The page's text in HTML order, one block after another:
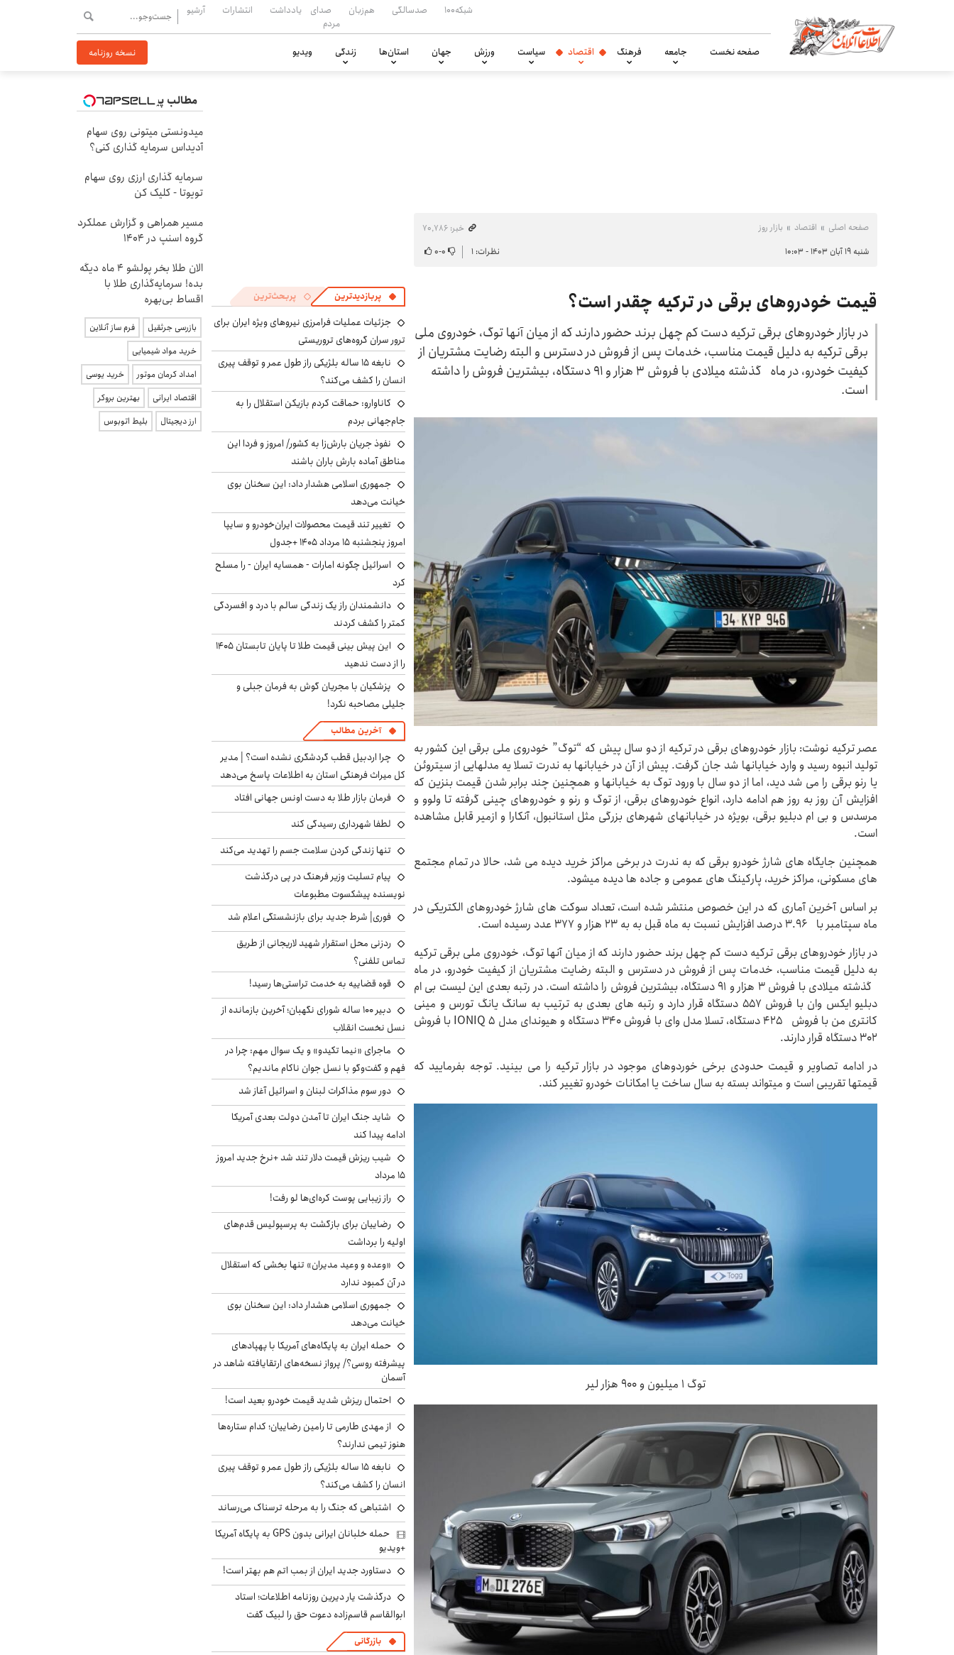
شبکه۱۰۰ صدسالگی هم‌زبان
صدای
مردم
یادداشت انتشارات آرشیو
صفحه نخست جامعه فرهنگ اقتصاد سیاست ورزش جهان استان‌ها زندگی ویدیو نسخه روزنامه
صفحه اصلی اقتصاد بازار روز
خبر: ۷۰٬۷۸۶
شنبه ۱۹ آبان ۱۴۰۳ - ۱۰:۰۳
نظرات: ۱ ۰-۰
قیمت خودروهای برقی در ترکیه چقدر است؟
در بازار خودروهای برقی ترکیه دست کم چهل برند حضور دارند که از میان آنها توگ، خودروی ملی
برقی ترکیه به دلیل قیمت مناسب، خدمات پس از فروش در دسترس و البته رضایت مشتریان از
کیفیت خودرو، در ماه گذشته میلادی با فروش ۳ هزار و ۹۱ دستگاه، بیشترین فروش را داشته
است.
عصر ترکیه نوشت: بازار خودروهای برقی در ترکیه از دو سال پیش که “توگ” خودروی ملی برقی این کشور به
تولید انبوه رسید و وارد خیابانها شد جان گرفت. پیش از آن در خیابانها به ندرت تسلا یه مدلهایی از سیتروئن
یا رنو برقی را می شد دید، اما از دو سال با ورود توگ به خیابانها و همچنین چند برابر شدن قیمت بنزین که
افزایش آن روز به روز هم ادامه دارد، انواع خودروهای برقی، از توگ و رنو و خودروهای چینی گرفته تا ولوو و
مرسدس و بی ام دبلیو برقی، بویژه در خیابانهای شهرهای بزرگی مثل استانبول، آنکارا و ازمیر قابل مشاهده
است.
همچنین جایگاه های شارژ خودرو برقی که به ندرت در برخی مراکز خرید دیده می شد، حالا در تمام مجتمع
های مسکونی، مراکز خرید، پارکینگ های عمومی و جاده ها دیده میشود.
بر اساس آخرین آماری که در این خصوص منتشر شده است، تعداد سوکت های شارژ خودروهای الکتریکی در
ماه سپتامبر با ۳.۹۶ درصد افزایش نسبت به ماه قبل به به ۲۳ هزار و ۳۷۷ عدد رسیده است.
در بازار خودروهای برقی ترکیه دست کم چهل برند حضور دارند که از میان آنها توگ، خودروی ملی برقی ترکیه
به دلیل قیمت مناسب، خدمات پس از فروش در دسترس و البته رضایت مشتریان از کیفیت خودرو، در ماه
گذشته میلادی با فروش ۳ هزار و ۹۱ دستگاه، بیشترین فروش را داشته است. در رتبه بعدی این لیست بی ام
دبلیو ایکس وان با فروش ۵۵۷ دستگاه قرار دارد و رتبه های بعدی به ترتیب به سانگ یانگ تورس و مینی
کانتری من با فروش ۴۲۵ دستگاه، تسلا مدل وای با فروش ۳۴۰ دستگاه و هیوندای مدل IONIQ ۵ با فروش
۳۰۲ دستگاه قرار دارند.
در ادامه تصاویر و قیمت حدودی برخی خوردوهای موجود در بازار ترکیه را می بینید. توجه بفرمایید که
قیمتها تقریبی است و میتواند بسته به سال ساخت یا امکانات خودرو تغییر کند.
توگ ۱ میلیون و ۹۰۰ هزار لیر
پربازدیدترین پربحث‌ترین
جزئیات عملیات فرامرزی نیروهای ویژه ایران برای
ترور سران گروه‌های تروریستی
نابغه ۱۵ ساله بلژیکی راز طول عمر و توقف پیری
انسان را کشف می‌کند؟
کاناوارو: حماقت کردم بازیکن استقلال را به
جام‌جهانی بردم
نفوذ جریان بارش‌زا به کشور/ امروز و فردا این
مناطق آماده بارش باران باشند
جمهوری اسلامی هشدار داد: این سخنان بوی
خیانت می‌دهد
تغییر تند قیمت محصولات ایران‌خودرو و سایپا
امروز پنجشنبه ۱۵ مرداد ۱۴۰۵ +جدول
اسرائیل چگونه امارات - همسایه ایران - را مسلح
کرد
دانشمندان راز یک زندگی سالم با درد و افسردگی
کمتر را کشف کردند
این پیش بینی قیمت طلا تا پایان تابستان ۱۴۰۵
را از دست ندهید
پزشکیان با مجریان گوش به فرمان جبلی و
جلیلی مصاحبه نکرد!
آخرین مطالب
چرا اردبیل قطب گردشگری نشده است؟ | مدیر
کل میراث فرهنگی استان به اطلاعات پاسخ می‌دهد
فرمان بازار طلا به دست اونس جهانی افتاد
لطفا شهرداری رسیدگی کند
تنها زندگی کردن سلامت جسم را تهدید می‌کند
پیام تسلیت وزیر فرهنگ در پی درگذشت
نویسنده پیشکسوت مطبوعات
فوری| شرط جدید برای بازنشستگی اعلام شد
ردزنی محل استقرار شهید لاریجانی از طریق
تماس تلفنی؟
قوه قضاییه به خدمت تراستی‌ها رسید!
دبیر ۱۰۰ ساله شورای نگهبان؛ آخرین بازمانده از
نسل نخست انقلاب
ماجرای «نیما تکیدو» و یک سوال مهم: چرا در
فهم و گفت‌وگو با نسل جوان ناکام ماندیم؟
دور سوم مذاکرات لبنان و اسرائیل آغاز شد
شاید جنگ ایران تا آمدن دولت بعدی آمریکا
ادامه پیدا کند
شیب ریزش قیمت دلار تند شد +نرخ جدید امروز
۱۵ مرداد
راز زیبایی پوست کره‌ای‌ها لو رفت!
رضاییان برای بازگشت به پرسپولیس قدم‌های
اولیه را برداشت
«وعده و وعید مدیران» تنها بخشی که استقلال
در آن کمبود ندارد
جمهوری اسلامی هشدار داد: این سخنان بوی
خیانت می‌دهد
حمله ایران به پایگاه‌های آمریکا با پهپادهای
پیشرفته روسی؟/ پرواز نسخه‌های ارتقایافته شاهد در
آسمان
احتمال ریزش شدید قیمت خودرو بعید است!
از مهدی طارمی تا رامین رضاییان؛ کدام ستاره‌ها
هنوز تیمی ندارند؟
نابغه ۱۵ ساله بلژیکی راز طول عمر و توقف پیری
انسان را کشف می‌کند؟
اشتباهی که جنگ را به مرحله ترسناک می‌رساند
حمله خلبانان ایرانی بدون GPS به پایگاه آمریکا
+ویدیو
دستاورد جدید ایران از بمب اتم هم بهتر است!
درگذشت یار دیرین روزنامه اطلاعات؛ استاد
ابوالقاسم قاسم‌زاده دعوت حق را لبیک گفت
بازرگانی
مطالب پیشنهادی
میدونستی میتونی روی سهام
آدیداس سرمایه گذاری کنی؟
سرمایه گذاری ارزی روی سهام
تویوتا - کلیک کن
مسیر همراهی و گزارش عملکرد
گروه اسنپ در ۱۴۰۴
الان طلا بخر پولشو 4 ماه دیگه
بده! سرمایه‌گذاری طلا با
اقساط بی‌بهره
بازرسی جرثقیل
فرم ساز آنلاین
خرید مواد شیمیایی
امداد کرمان موتور
خرید یوسی
اقتصاد ایرانی
بهترین بروکر
ارز دیجیتال
بلیط اتوبوس